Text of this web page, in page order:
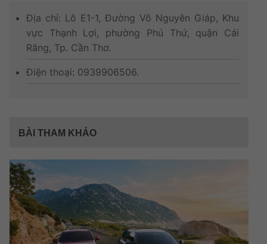
Địa chỉ: Lô E1-1, Đường Võ Nguyên Giáp, Khu
vực Thạnh Lợi, phường Phú Thứ, quận Cái
Răng, Tp. Cần Thơ.
Điện thoại: 0939906506.
BÀI THAM KHẢO